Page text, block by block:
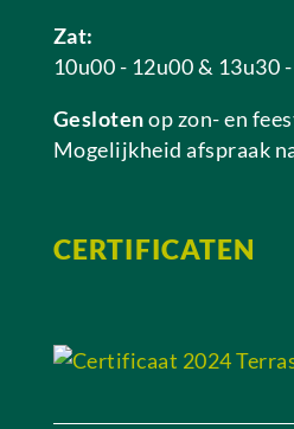
Zat:
10u00 - 12u00 & 13u30
Geslotenop zon- en
Mogelijkheid afspraak
CERTIFICATEN